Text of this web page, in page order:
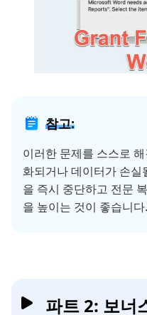
참고:
이러한 문제를 스스로
화되거나 데이터가 손
을 즉시 중단하고 전문
을 높이는 것이 좋습니다.
파트 2: 보너